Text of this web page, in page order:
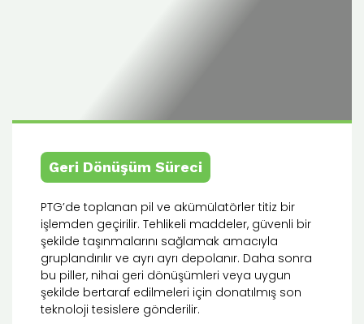
Geri Dönüşüm Süreci
PTG’de toplanan pil ve akümülatörler titiz bir
işlemden geçirilir. Tehlikeli maddeler, güvenli bir
şekilde taşınmalarını sağlamak amacıyla
gruplandırılır ve ayrı ayrı depolanır. Daha sonra
bu piller, nihai geri dönüşümleri veya uygun
şekilde bertaraf edilmeleri için donatılmış son
teknoloji tesislere gönderilir.